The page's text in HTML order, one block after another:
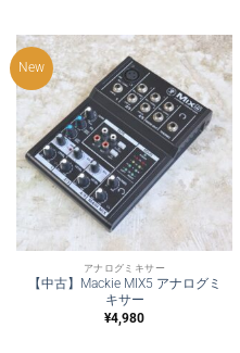
New
アナログミキサー
【中古】Mackie MIX5 アナログミ
キサー
¥4,980